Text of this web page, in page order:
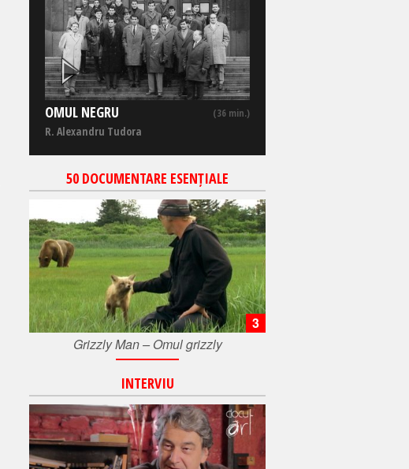
OMUL NEGRU (36 min.)
R. Alexandru Tudora
50 DOCUMENTARE ESENȚIALE
Grizzly Man – Omul grizzly
3
INTERVIU